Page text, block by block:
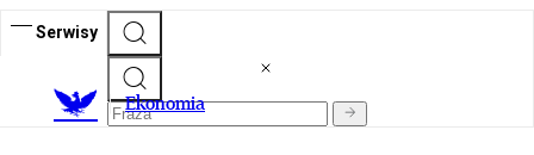
Serwisy
Ekonomia